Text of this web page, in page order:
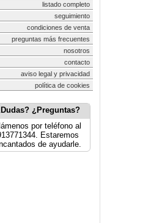
listado completo
seguimiento
condiciones de venta
preguntas más frecuentes
nosotros
contacto
aviso legal y privacidad
política de cookies
¿Preguntas?
por teléfono al
Estaremos
de ayudarle.